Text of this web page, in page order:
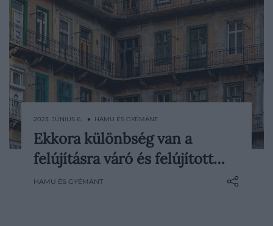
Novembertől új szabályok vonatkoznak a
lakások energiatanúsítványára: az
ingatlanok energiafogyasztásáról is szóló
dokumentum a vevők számára különösen
2023. JÚNIUS 6. ● HAMU ÉS GYÉMÁNT
Ekkora különbség van a
felújításra váró és felújított…
HAMU ÉS GYÉMÁNT